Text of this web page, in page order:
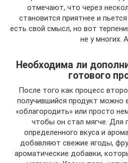
отмечают, что через
становится приятнее и
есть свой смысл, но вот
не у многих.
Необходима ли
готового
После того как процесс
получившийся продукт можно
«облагородить» или просто
чтобы он стал мягче. Для
определенного вкуса и
добавляют свежие ягоды,
ароматические добавки,